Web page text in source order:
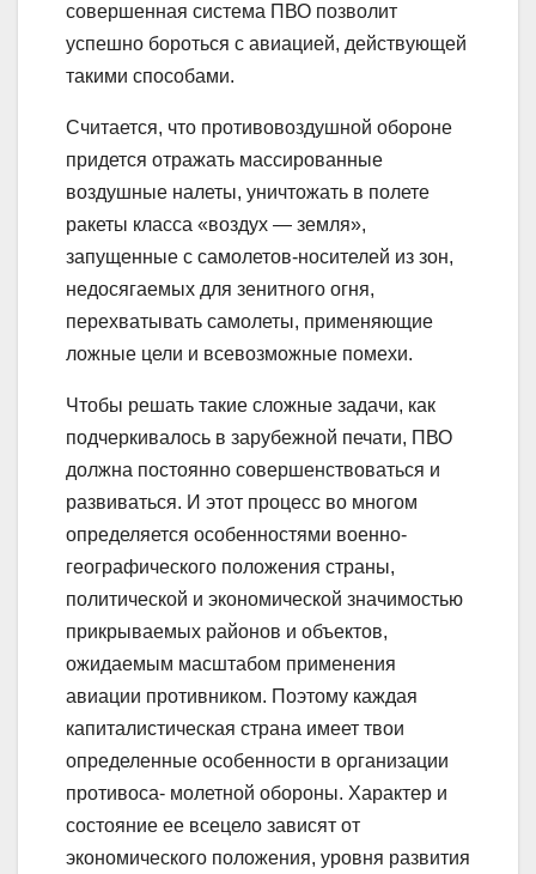
совершенная система ПВО позволит
успешно бороться с авиацией, действующей
такими способами.
Считается, что противовоздушной обороне
придется отражать массированные
воздушные налеты, уничтожать в полете
ракеты класса «воздух — земля»,
запущенные с самолетов-носителей из зон,
недосягаемых для зенитного огня,
перехватывать самолеты, применяющие
ложные цели и всевозможные помехи.
Чтобы решать такие сложные задачи, как
подчеркивалось в зарубежной печати, ПВО
должна постоянно совершенствоваться и
развиваться. И этот процесс во многом
определяется особенностями военно-
географического положения страны,
политической и экономической значимостью
прикрываемых районов и объектов,
ожидаемым масштабом применения
авиации противником. Поэтому каждая
капиталистическая страна имеет твои
определенные особенности в организации
противоса- молетной обороны. Характер и
состояние ее всецело зависят от
экономического положения, уровня развития